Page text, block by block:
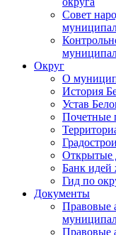
Совет
Округ
О
История
Устав
Почетные
Открытые
Банк идей
Гид по
Документы
Правовые
Правовые